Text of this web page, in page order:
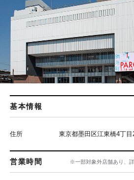
基本情報
住所 東京都墨田区江東橋4丁目
営業時間 ※一部対象外店舗あり、